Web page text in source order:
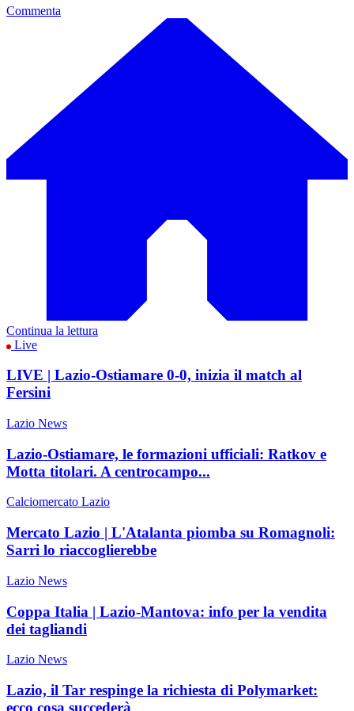
Commenta
Continua la lettura
Live
LIVE | Lazio-Ostiamare 0-0, inizia il match al
Fersini
Lazio News
Lazio-Ostiamare, le formazioni ufficiali: Ratkov e
Motta titolari. A centrocampo...
Calciomercato Lazio
Mercato Lazio | L'Atalanta piomba su Romagnoli:
Sarri lo riaccoglierebbe
Lazio News
Coppa Italia | Lazio-Mantova: info per la vendita
dei tagliandi
Lazio News
Lazio, il Tar respinge la richiesta di Polymarket:
ecco cosa succederà